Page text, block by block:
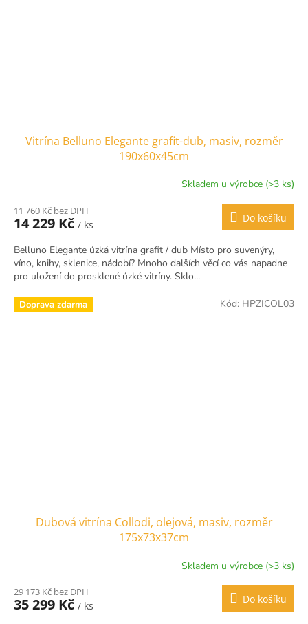
Vitrína Belluno Elegante grafit-dub, masiv, rozměr
190x60x45cm
Skladem u výrobce (>3 ks)
11 760 Kč bez DPH
14 229 Kč / ks
Do košíku
Belluno Elegante úzká vitrína grafit / dub Místo pro suvenýry,
víno, knihy, sklenice, nádobí? Mnoho dalších věcí co vás napadne
pro uložení do prosklené úzké vitríny. Sklo...
Doprava zdarma
Dubová vitrína Collodi, olejová, masiv, rozměr
175x73x37cm
Skladem u výrobce (>3 ks)
29 173 Kč bez DPH
35 299 Kč / ks
Do košíku
Kód: HPZICOL03